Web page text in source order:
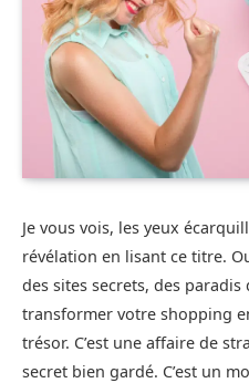
Je vous vois, les yeux
révélation en lisant ce titre.
des sites secrets, des
transformer votre shopping
trésor. C’est une affaire de
secret bien gardé. C’est un